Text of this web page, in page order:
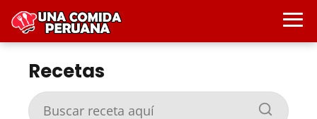
Recetas